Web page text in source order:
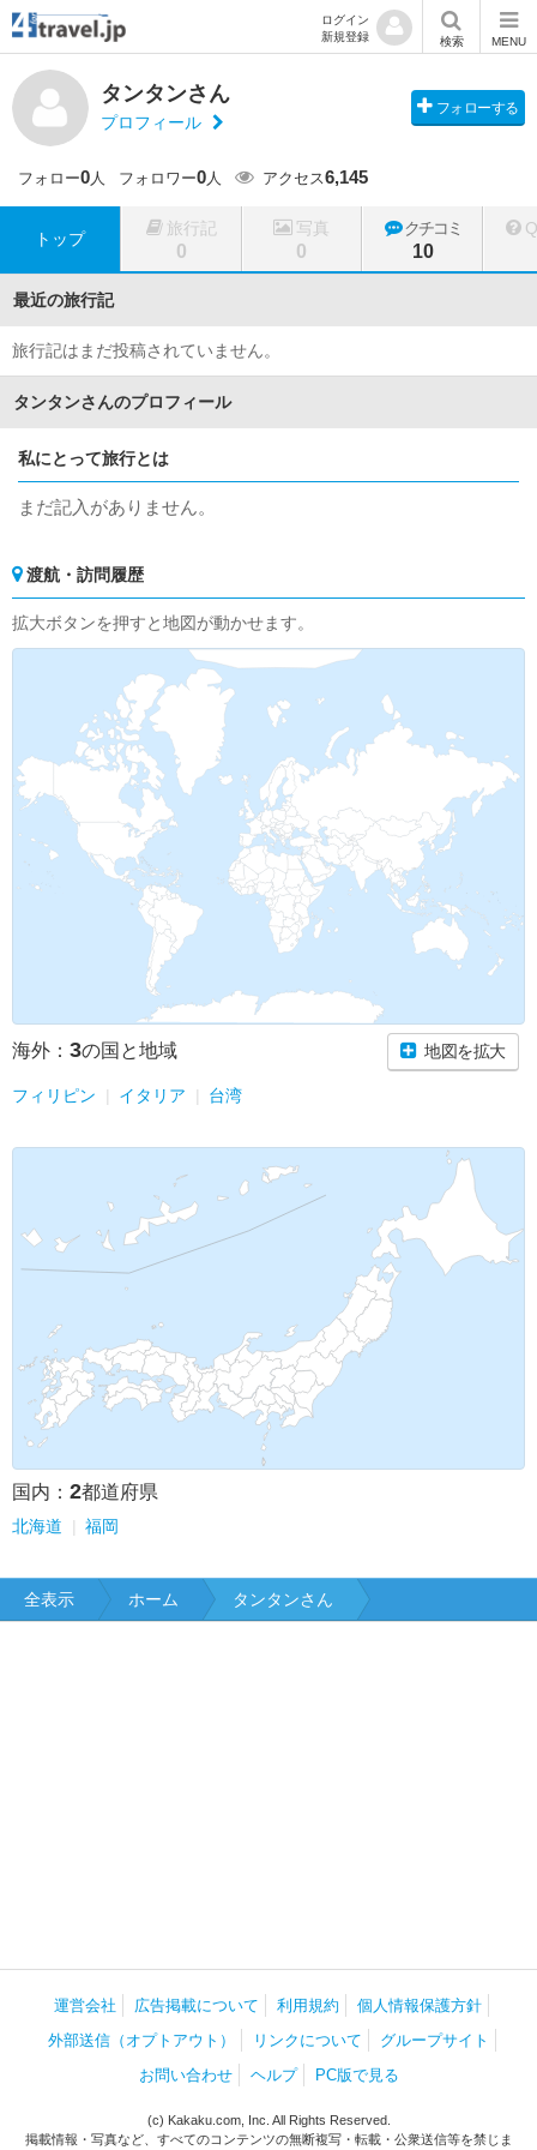
ログイン
新規登録
検索 MENU
タンタンさん
プロフィール
フォローする
フォロー0人 フォロワー0人 アクセス6,145
トップ
旅行記
0
写真
0
クチコミ
10
最近の旅行記
旅行記はまだ投稿されていません。
タンタンさんのプロフィール
私にとって旅行とは
まだ記入がありません。
渡航・訪問履歴
拡大ボタンを押すと地図が動かせます。
海外： 3の国と地域 地図を拡大
フィリピン イタリア 台湾
国内： 2都道府県
北海道 福岡
全表示 ホーム タンタンさん
運営会社 広告掲載について 利用規約
個人情報保護方針
外部送信（オプトアウト）
リンクについて
グループサイト
お問い合わせ
ヘルプ PC版で見る
(c) Kakaku.com, Inc. All Rights Reserved.
掲載情報・写真など、すべてのコンテンツの無断複写・転載・公衆送信等を禁じま